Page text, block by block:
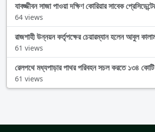
যাবজ্জীবন সাজা পাওয়া দক্ষিণ কোরিয়ার সাবেক
64 views
রাজশাহী উন্নয়ন কর্তৃপক্ষের চেয়ারম্যান হলেন আবুল
61 views
রেলপথে মধ্যপাড়ার পাথর পরিবহন সচল করতে ১৩৪ কোটি
61 views